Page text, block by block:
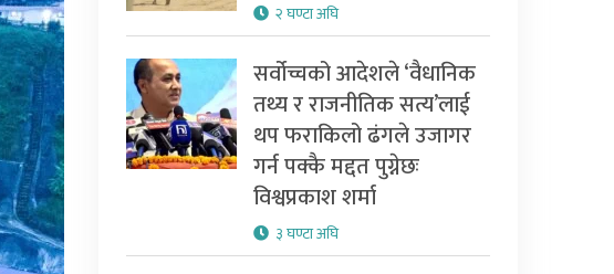
२ घण्टा अघि
सर्वोच्चको आदेशले ‘वैधानिक
तथ्य र राजनीतिक सत्य’लाई
थप फराकिलो ढंगले उजागर
गर्न पक्कै मद्दत पुग्नेछः
विश्वप्रकाश शर्मा
३ घण्टा अघि